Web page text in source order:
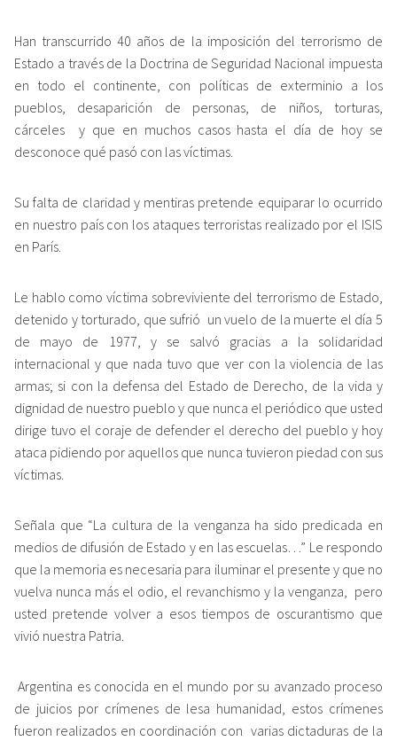
Han transcurrido 40 años de la imposición del terrorismo de
Estado a través de la Doctrina de Seguridad Nacional impuesta
en todo el continente, con políticas de exterminio a los
pueblos, desaparición de personas, de niños, torturas,
cárceles y que en muchos casos hasta el día de hoy se
desconoce qué pasó con las víctimas.
Su falta de claridad y mentiras pretende equiparar lo ocurrido
en nuestro país con los ataques terroristas realizado por el ISIS
en París.
Le hablo como víctima sobreviviente del terrorismo de Estado,
detenido y torturado, que sufrió un vuelo de la muerte el día 5
de mayo de 1977, y se salvó gracias a la solidaridad
internacional y que nada tuvo que ver con la violencia de las
armas; si con la defensa del Estado de Derecho, de la vida y
dignidad de nuestro pueblo y que nunca el periódico que usted
dirige tuvo el coraje de defender el derecho del pueblo y hoy
ataca pidiendo por aquellos que nunca tuvieron piedad con sus
víctimas.
Señala que “La cultura de la venganza ha sido predicada en
medios de difusión de Estado y en las escuelas…” Le respondo
que la memoria es necesaria para iluminar el presente y que no
vuelva nunca más el odio, el revanchismo y la venganza, pero
usted pretende volver a esos tiempos de oscurantismo que
vivió nuestra Patria.
Argentina es conocida en el mundo por su avanzado proceso
de juicios por crímenes de lesa humanidad, estos crímenes
fueron realizados en coordinación con varias dictaduras de la